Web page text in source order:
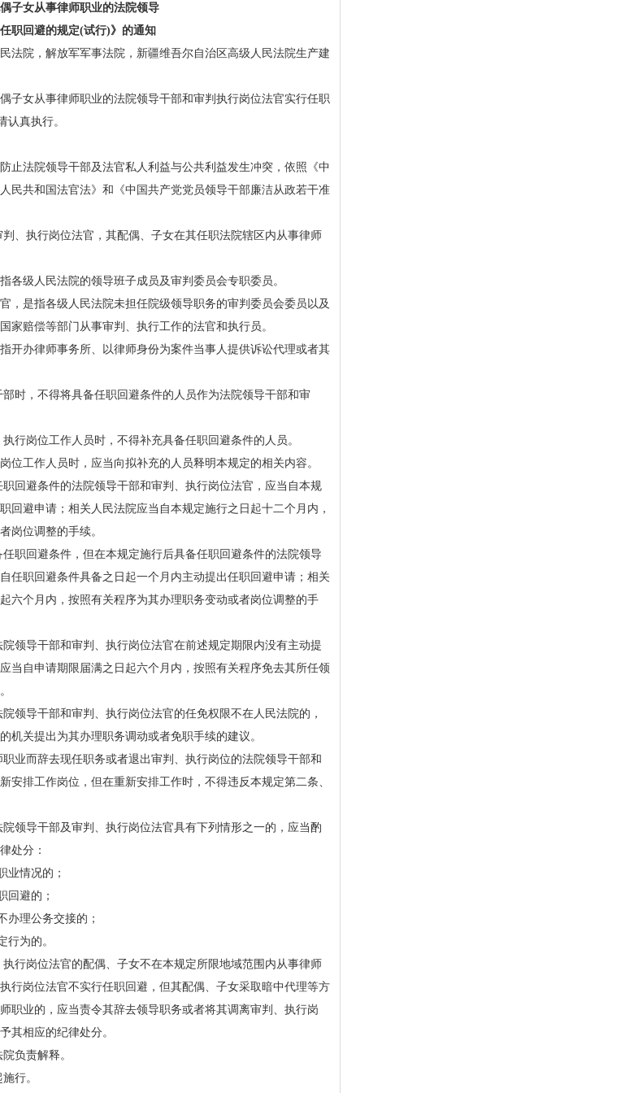
子女从事律师职业的法院领导
回避的规定(试行)》的通知
院，解放军军事法院，新疆维吾尔自治区高级人民法院生产建
女从事律师职业的法院领导干部和审判执行岗位法官实行任职
认真执行。
法院领导干部及法官私人利益与公共利益发生冲突，依照《中
民共和国法官法》和《中国共产党党员领导干部廉洁从政若干准
执行岗位法官，其配偶、子女在其任职法院辖区内从事律师
级人民法院的领导班子成员及审判委员会专职委员。
是指各级人民法院未担任院级领导职务的审判委员会委员以及
家赔偿等部门从事审判、执行工作的法官和执行员。
办律师事务所、以律师身份为案件当事人提供诉讼代理或者其
，不得将具备任职回避条件的人员作为法院领导干部和审
岗位工作人员时，不得补充具备任职回避条件的人员。
工作人员时，应当向拟补充的人员释明本规定的相关内容。
避条件的法院领导干部和审判、执行岗位法官，应当自本规
回避申请；相关人民法院应当自本规定施行之日起十二个月内，
岗位调整的手续。
回避条件，但在本规定施行后具备任职回避条件的法院领导
任职回避条件具备之日起一个月内主动提出任职回避申请；相关
六个月内，按照有关程序为其办理职务变动或者岗位调整的手
导干部和审判、执行岗位法官在前述规定期限内没有主动提
当自申请期限届满之日起六个月内，按照有关程序免去其所任领
导干部和审判、执行岗位法官的任免权限不在人民法院的，
机关提出为其办理职务调动或者免职手续的建议。
而辞去现任职务或者退出审判、执行岗位的法院领导干部和
安排工作岗位，但在重新安排工作时，不得违反本规定第二条、
导干部及审判、执行岗位法官具有下列情形之一的，应当酌
处分：
情况的；
避的；
理公务交接的；
为的。
岗位法官的配偶、子女不在本规定所限地域范围内从事律师
行岗位法官不实行任职回避，但其配偶、子女采取暗中代理等方
职业的，应当责令其辞去领导职务或者将其调离审判、执行岗
其相应的纪律处分。
负责解释。
行。